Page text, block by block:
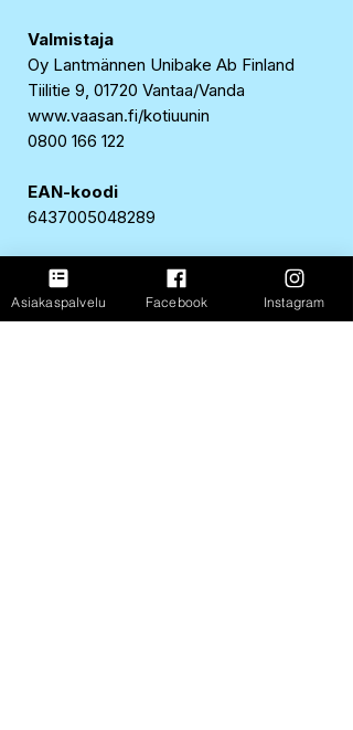
Valmistaja
Oy Lantmännen Unibake Ab Finland
Tiilitie 9, 01720 Vantaa/Vanda
www.vaasan.fi/kotiuunin
0800 166 122
EAN-koodi
6437005048289
Ravintosisältö 100 g:sta
Energia
806 kJ / 191 kcal
Rasva
5 g
Asiakaspalvelu Facebook Instagram